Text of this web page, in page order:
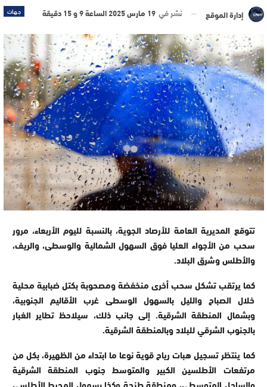
جهات إدارة الموقع نشر في 19 مارس 2025 الساعة 9 و 15 دقيقة
تتوقع المديرية العامة للأرصاد الجوية، بالنسبة لليوم الأربعاء، مرور
سحب من الأجواء العليا فوق السهول الشمالية والوسطى، والريف،
والأطلس وشرق البلاد.
كما يرتقب تشكل سحب أخرى منخفضة ومصحوبة بكتل ضبابية محلية
خلال الصباح والليل بالسهول الوسطى غرب الأقاليم الجنوبية،
وبشمال المنطقة الشرقية. إلى جانب ذلك، سيلاحظ تطاير الغبار
بالجنوب الشرقي للبلاد وبالمنطقة الشرقية.
كما ينتظر تسجيل هبات رياح قوية نوعا ما ابتداء من الظهيرة، بكل من
مرتفعات الأطلسين الكبير والمتوسط جنوب المنطقة الشرقية